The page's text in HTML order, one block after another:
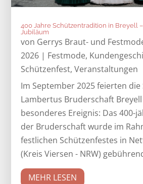
400 Jahre Schützentradition in Breyell
Jubiläum
von Gerrys Braut- und
2026 | Festmode,
Schützenfest,Veranstaltungen
Im September 2025 feierten die
Lambertus Bruderschaft Breyell
besonderes Ereignis: Das 400-
der Bruderschaft wurde im
festlichen Schützenfestes in
(Kreis Viersen - NRW)
MEHR LESEN